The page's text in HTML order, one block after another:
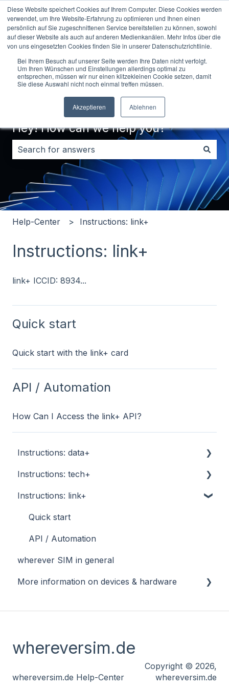
Diese Website speichert Cookies auf Ihrem Computer. Diese Cookies werden
verwendet, um Ihre Website-Erfahrung zu optimieren und Ihnen einen
persönlich auf Sie zugeschnittenen Service bereitstellen zu können, sowohl
auf dieser Website als auch auf anderen Medienkanälen. Mehr Infos über die
von uns eingesetzten Cookies finden Sie in unserer Datenschutzrichtlinie.
Bei Ihrem Besuch auf unserer Seite werden Ihre Daten nicht verfolgt.
Um Ihren Wünschen und Einstellungen allerdings optimal zu
entsprechen, müssen wir nur einen klitzekleinen Cookie setzen, damit
Sie diese Auswahl nicht noch einmal treffen müssen.
Akzeptieren Ablehnen
EnglishShow submenu for translations Contact us
Hey! How can we help you?
There are no suggestions because the search field
Help-Center Instructions: link+
Instructions: link+
link+ ICCID: 8934...
Quick start
Quick start with the link+ card
API / Automation
How Can I Access the link+ API?
Instructions: data+
Quick start
Remote access and VPN
API / automation
Further information
Instructions: tech+
Quick start
Remote access and VPN
API / Automation
Further information
Instructions: link+
Quick start
API / Automation
wherever SIM in general
More information on devices & hardware
AT commands
whereversim.de
whereversim.de Help-Center
Copyright © 2026,
whereversim.de